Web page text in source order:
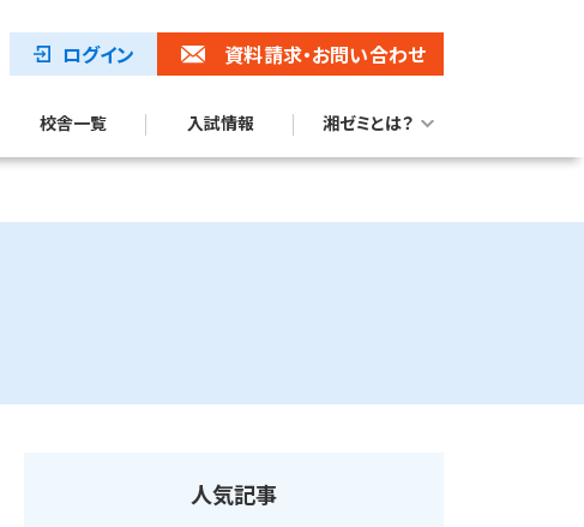
ログイン 資料請求・お問い合わせ
校舎一覧 入試情報 湘ゼミとは？
人気記事